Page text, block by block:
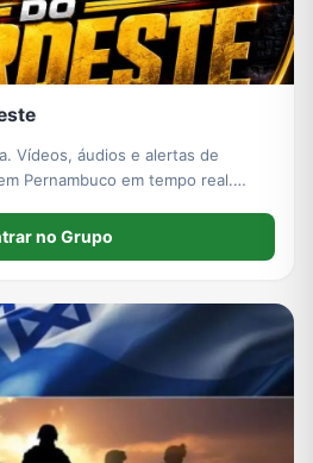
Vídeos, áudios e alertas de
Pernambuco em tempo real.
ADM.no Grupo